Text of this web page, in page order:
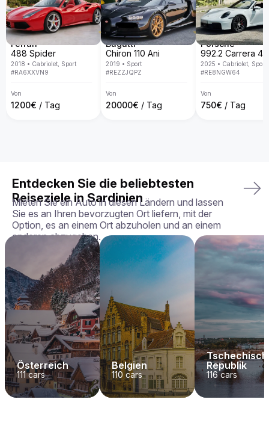
Eleganz und Handwerkskunst.
Warum den Aston Martin Vanquish bei uns mieten?
Bei Billion Rent sind wir auf Luxusauto-Vermietung
spezialisiert und bieten eine exklusive Fahrzeugflotte in ganz
Europa. Mit persönlichem Service, Lieferung direkt an deine
Wunschadresse, transparenten Mietbedingungen und der
Garantie, dass du genau das Fahrzeug erhältst, das du
Dein perfektes Fahrerlebnis wartet – buche deinen Aston
Martin Vanquish noch heute!
Ferrari
488 Spider
2018 • Cabriolet, Sport
#RA6XXVN9
Von
1200€ / Tag
Bugatti
Chiron 110 Ani
2019 • Sport
#REZZJQPZ
Von
20000€ / Tag
Porsche
2025 • Cabriolet, Sport
#RE8NGW64
Von
750€ / Tag
Entdecken Sie die beliebtesten
Reiseziele in Sardinien
Mieten Sie ein Auto in diesen Ländern und lassen
Sie es an Ihren bevorzugten Ort liefern, mit der
Option, es an einem Ort abzuholen und an einem
anderen abzugeben.
Österreich
111cars
Belgien
110 cars
Republik
116cars